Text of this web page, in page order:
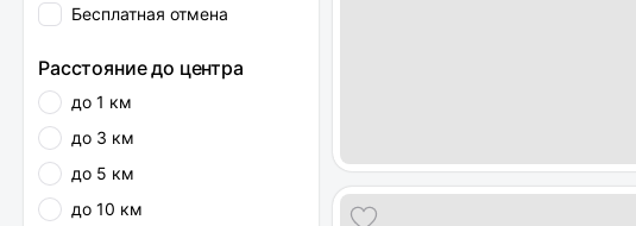
Бесплатная отмена
Расстояние до центра
до 1 км
до 3 км
до 5 км
до 10 км